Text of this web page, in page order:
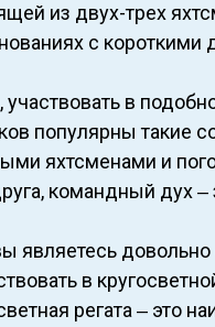
из двух-трех
с короткими
участвовать в
популярны такие
яхтсменами и
командный дух
являетесь
в
регата ‒ это